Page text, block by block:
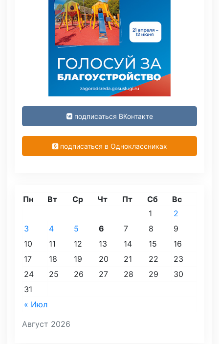
подписаться ВКонтакте
подписаться в Одноклассниках
Август 2026
Пн Вт Ср Чт Пт Сб Вс
« Июл
1
2
3
4 5 6 7 8
9
10
11 12 13 14 15
16
17
18 19 20 21 22
23
24
25 26 27 28 29
30
31